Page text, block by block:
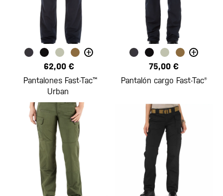
+
62,00 €
Pantalones Fast-Tac™
Urban
+
75,00 €
Pantalón cargo Fast-Tac®